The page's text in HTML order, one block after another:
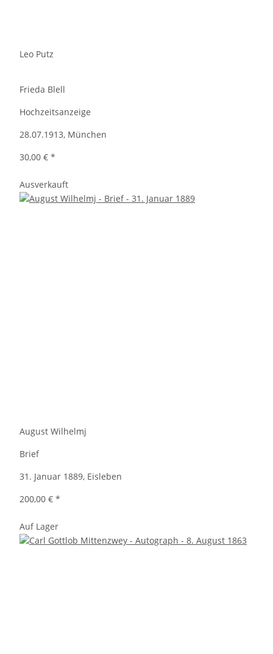
Leo Putz
Frieda Blell
Hochzeitsanzeige
28.07.1913, München
30,00 € *
Ausverkauft
August Wilhelmj
Brief
31. Januar 1889, Eisleben
200,00 € *
Auf Lager